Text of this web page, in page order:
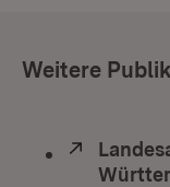
Weitere
Extern: